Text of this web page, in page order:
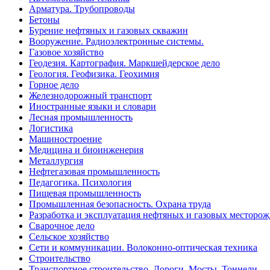
Арматура. Трубопроводы
Бетоны
Бурение нефтяных и газовых скважин
Вооружение. Радиоэлектронные системы.
Газовое хозяйство
Геодезия. Картография. Маркшейдерское дело
Геология. Геофизика. Геохимия
Горное дело
Железнодорожный транспорт
Иностранные языки и словари
Лесная промышленность
Логистика
Машиностроение
Медицина и биоинженерия
Металлургия
Нефтегазовая промышленность
Педагогика. Психология
Пищевая промышленность
Промышленная безопасность. Охрана труда
Разработка и эксплуатация нефтяных и газовых
Сварочное дело
Сельское хозяйство
Сети и коммуникации. Волоконно-оптическая техника
Строительство